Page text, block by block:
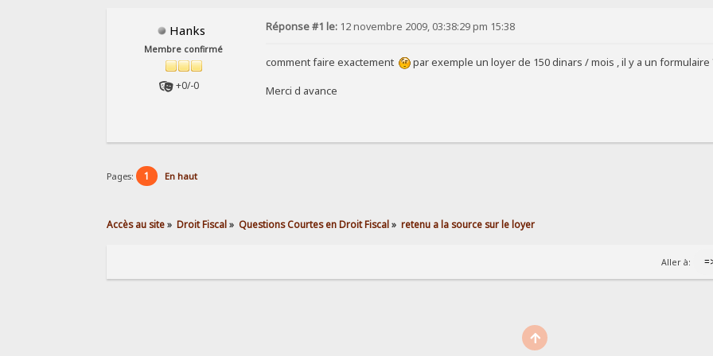
Hanks
Membre confirmé
+0/-0
Réponse #1 le: 12 novembre 2009, 03:38:29 pm 15:38
comment faire exactement
par exemple un loyer de 150 dinars / mois , il y a un formulaire
Merci d avance
Pages: 1 En haut
Accès au site» Droit Fiscal» Questions Courtes en Droit Fiscal» retenu a la source sur le loyer
Aller à: